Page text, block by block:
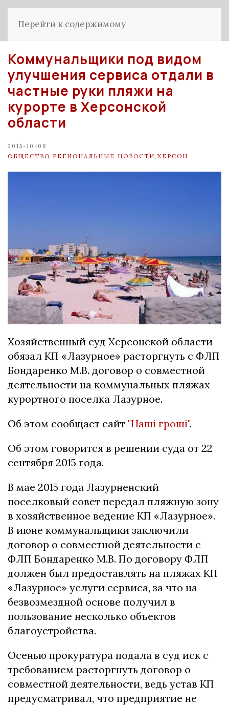
Перейти к содержимому
Коммунальщики под видом
улучшения сервиса отдали в
частные руки пляжи на
курорте в Херсонской
области
2015-10-08
ОБЩЕСТВО РЕГИОНАЛЬНЫЕ НОВОСТИ ХЕРСОН
Хозяйственный суд Херсонской области
обязал КП «Лазурное» расторгнуть с ФЛП
Бондаренко М.В. договор о совместной
деятельности на коммунальных пляжах
курортного поселка Лазурное.
Об этом сообщает сайт "Наші гроші".
Об этом говорится в решении суда от 22
сентября 2015 года.
В мае 2015 года Лазурненский
поселковый совет передал пляжную зону
в хозяйственное ведение КП «Лазурное».
В июне коммунальщики заключили
договор о совместной деятельности с
ФЛП Бондаренко М.В. По договору ФЛП
должен был предоставлять на пляжах КП
«Лазурное» услуги сервиса, за что на
безвозмездной основе получил в
пользование несколько объектов
благоустройства.
Осенью прокуратура подала в суд иск с
требованием расторгнуть договор о
совместной деятельности, ведь устав КП
предусматривал, что предприятие не